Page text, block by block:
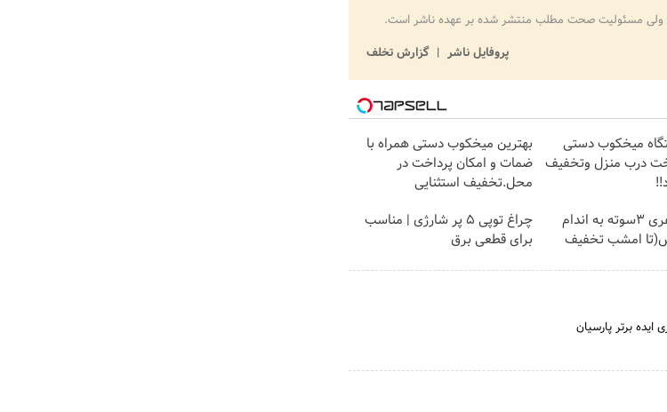
ولی مسئولیت صحت مطلب منتشر شده بر عهده ناشر است.
پروفایل ناشر
گزارش تخلف
میخکوب دستی
درب منزل وتخفیف
بهترین میخکوب دستی همراه با
ضمات و امکان پرداخت در
محل.تخفیف استثنایی
با جلبک لاغری 3سوته به اندام
امشب تخفیف
چراغ توپی 5 پر شارژی | مناسب
برای قطعی برق
ایده برتر پارسیان